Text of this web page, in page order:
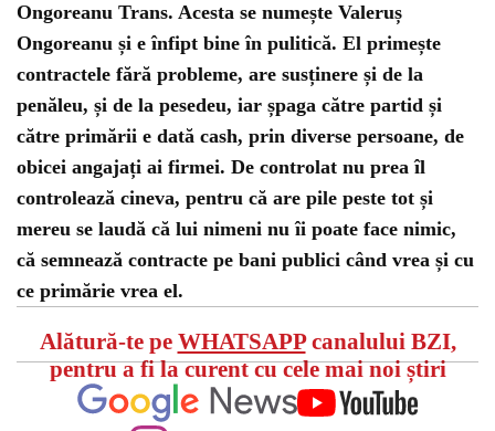
Ongoreanu Trans. Acesta se numește Valeruș
Ongoreanu și e înfipt bine în pulitică. El primește
contractele fără probleme, are susținere și de la
penăleu, și de la pesedeu, iar șpaga către partid și
către primării e dată cash, prin diverse persoane, de
obicei angajați ai firmei. De controlat nu prea îl
controlează cineva, pentru că are pile peste tot și
mereu se laudă că lui nimeni nu îi poate face nimic,
că semnează contracte pe bani publici când vrea și cu
ce primărie vrea el.
Alătură-te pe WHATSAPPcanalului BZI,
pentru a fi la curent cu cele mai noi știri